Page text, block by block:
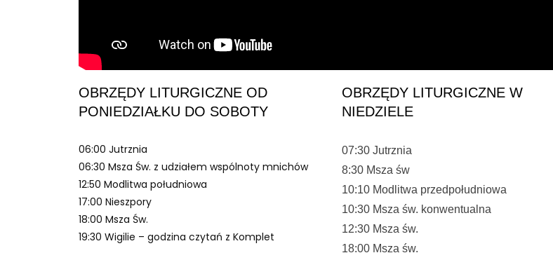
OBRZĘDY LITURGICZNE OD
PONIEDZIAŁKU DO SOBOTY
OBRZĘDY LITURGICZNE W
NIEDZIELE
06:00 Jutrznia
06:30 Msza Św. z udziałem wspólnoty mnichów
12:50 Modlitwa południowa
17:00 Nieszpory
18:00 Msza Św.
19:30 Wigilie – godzina czytań z Komplet
07:30 Jutrznia
8:30 Msza św
10:10 Modlitwa przedpołudniowa
10:30 Msza św. konwentualna
12:30 Msza św.
18:00 Msza św.